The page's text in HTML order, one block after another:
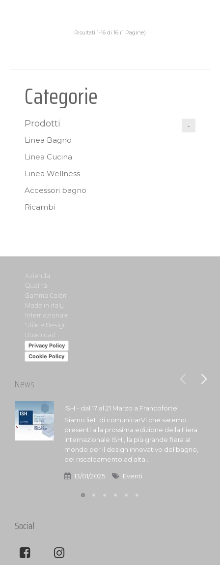
Risultati 1-16 di 16 (1 Pagine)
Categorie
Prodotti
Linea Bagno
Linea Cucina
Linea Wellness
Accessori bagno
Ricambi
Azienda
Qualità
Gamma Colori
Made in italy
Internazionale
Stile e Design
Download
Privacy Policy
Cookie Policy
News
ISH - dal 17 al 21 Marzo a Francoforte
Siamo lieti di comunicarVi che saremo
presenti alla prossima edizione della Fiera
internazionale ISH , la più grande fiera al
mondo per il design innovativo del bagno,
del riscaldamento ad alta...
13/01/2025 Eventi
Social